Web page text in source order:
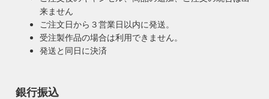
来ません
ご注文日から３営業日以内に発送。
受注製作品の場合は利用できません。
発送と同日に決済
銀行振込